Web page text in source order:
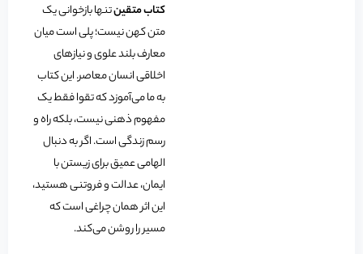
کتاب متقینتنها بازخوانی یک
متن کهن نیست؛ پلی است میان
معارف بلند علوی و نیازهای
اخلاقی انسان معاصر. این کتاب
به ما می‌آموزد که تقوا فقط یک
مفهوم ذهنی نیست، بلکه راه و
رسم زندگی است. اگر به دنبال
الهامی عمیق برای زیستن با
ایمان، عدالت و فروتنی هستید،
این اثر همان چراغی است که
مسیر را روشن می‌کند.